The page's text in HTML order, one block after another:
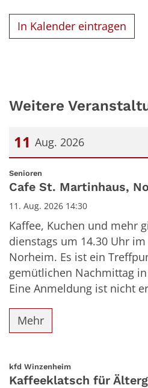
In Kalender eintragen
Weitere
11 Aug. 2026
Datum: 11. August 2026
Senioren
Cafe St. Martinhaus,
11. Aug. 2026 14:30
Kaffee, Kuchen und mehr
dienstags um 14.30 Uhr
Norheim. Es ist ein
gemütlichen Nachmittag
Eine Anmeldung ist nicht
Mehr
kfd Winzenheim:
Kaffeeklatsch für